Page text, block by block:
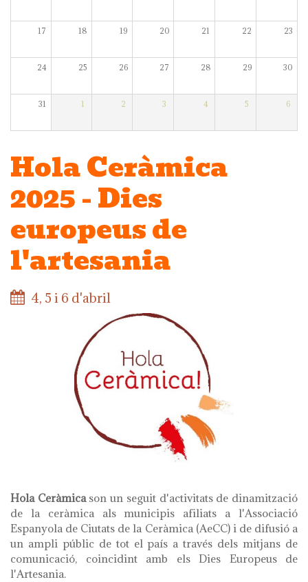
17 18 19 20 21 22 23
24 25 26 27 28 29 30
31 1 2 3 4 5 6
Hola Ceràmica
2025 - Dies
europeus de
l'artesania
4, 5 i 6 d'abril
Hola Ceràmica son un seguit d'activitats de dinamització
de la ceràmica als municipis afiliats a l'Associació
Espanyola de Ciutats de la Ceràmica (AeCC) i de difusió a
un ampli públic de tot el país a través dels mitjans de
comunicació, coincidint amb els Dies Europeus de
l'Artesania.